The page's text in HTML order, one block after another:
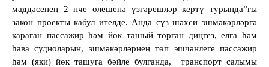
маддәсенең 2 нче өлешенә үзгәрешләр кертү турында”гы
закон проекты кабул ителде. Анда сүз шәхси эшмәкәрләргә
караган пассажир һәм йөк ташый торган диңгез, елга һәм
һава судноларын, эшмәкәрләрнең төп эшчәнлеге пассажир
һәм (яки) йөк ташуга бәйле булганда,
транспорт салымы